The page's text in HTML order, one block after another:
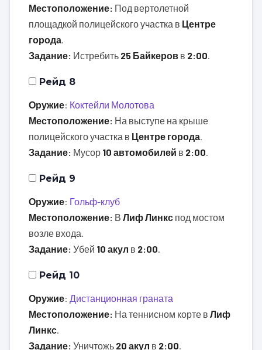
Местоположение: Под вертолетной
площадкой полицейского участка в Центре
города
Задание: Истребить 25 Байкеров в 2:00
Рейд 8
Оружие: Коктейли Молотова
Местоположение: На выступе на крыше
полицейского участка в Центре города
Задание: Мусор 10 автомобилей в 2:00
Рейд 9
Оружие: Гольф-клуб
Местоположение: В Лиф Линкс под мостом
возле входа.
Задание: Убей 10 акул в 2:00
Рейд 10
Оружие: Дистанционная граната
Местоположение: На теннисном корте в Лиф
Линкс
Задание: Уничтожь 20 акул в 2:00